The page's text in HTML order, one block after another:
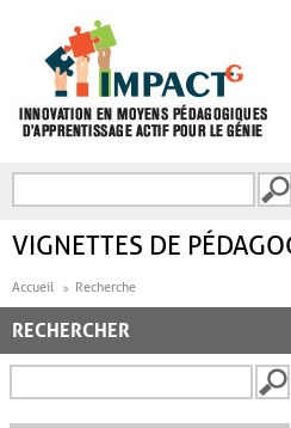
FORMULAIRE DE
VIGNETTES DE
Accueil Recherche
RECHERCHER